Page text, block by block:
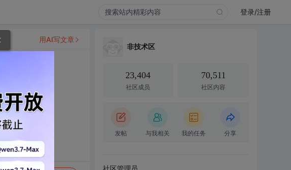
登录/注册
用AI写文章
非技术区
23,404
社区成员
70,511
社区内容
发帖 与我相关 我的任务 分享
社区管理员